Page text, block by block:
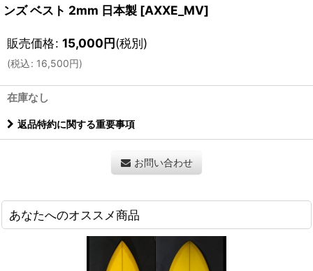
ンズ ベスト 2mm 日本製 [AXXE_MV]
販売価格: 15,000円(税別)
(税込: 16,500円)
在庫なし
返品特約に関する重要事項
お問い合わせ
あなたへのオススメ商品